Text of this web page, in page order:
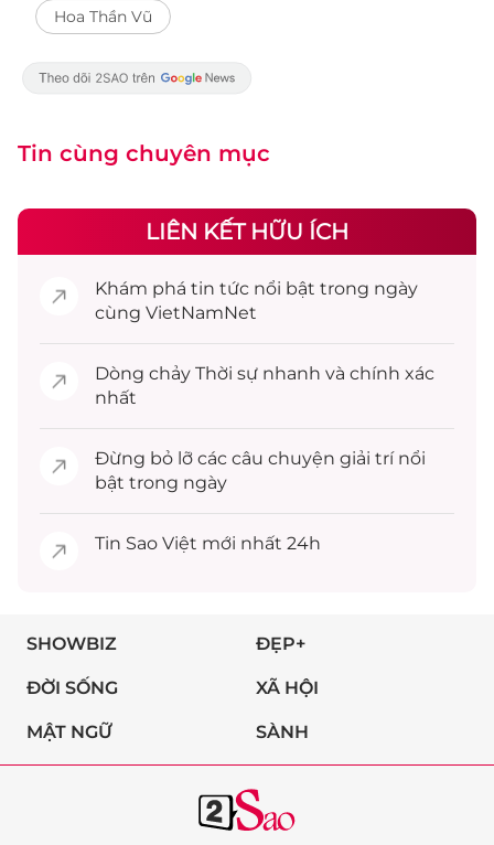
Hoa Thần Vũ
Tin cùng chuyên mục
LIÊN KẾT HỮU ÍCH
Khám phá tin tức nổi bật trong ngày
cùng VietNamNet
Dòng chảy Thời sự nhanh và chính xác
nhất
Đừng bỏ lỡ các câu chuyện giải trínổi
bật trong ngày
Tin Sao Việt mới nhất 24h
SHOWBIZ ĐẸP+
ĐỜI SỐNG XÃ HỘI
MẬT NGỮ SÀNH